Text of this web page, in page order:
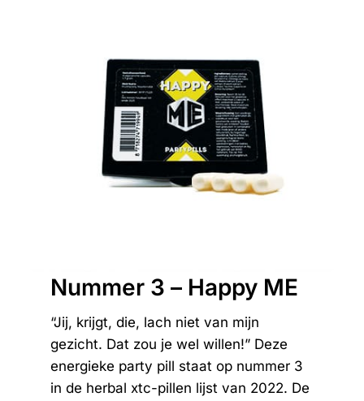
Nummer 3 – Happy ME
“Jij, krijgt, die, lach niet van mijn
gezicht. Dat zou je wel willen!” Deze
energieke party pill staat op nummer 3
in de herbal xtc-pillen lijst van 2022. De